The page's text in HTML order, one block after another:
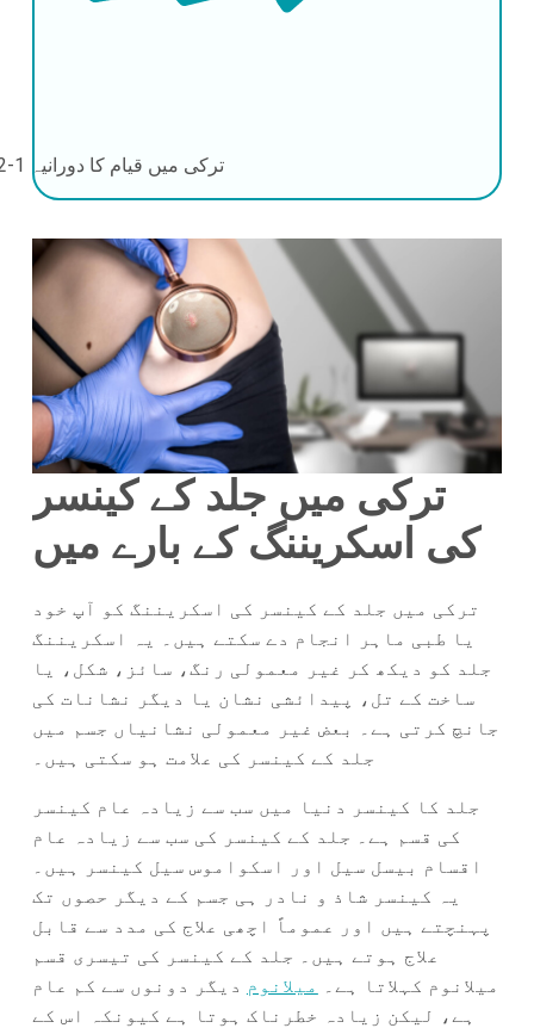
ترکی میں قیام کا دورانیہ 1-2 دن
ترکی میں جلد کے کینسر
کی اسکریننگ کے بارے میں
ترکی میں جلد کے کینسر کی اسکریننگ کو آپ خود
یا طبی ماہر انجام دے سکتے ہیں۔ یہ اسکریننگ
جلد کو دیکھ کر غیر معمولی رنگ، سائز، شکل، یا
ساخت کے تل، پیدائشی نشان یا دیگر نشانات کی
جانچ کرتی ہے۔ بعض غیر معمولی نشانیاں جسم میں
جلد کے کینسر کی علامت ہو سکتی ہیں۔
جلد کا کینسر دنیا میں سب سے زیادہ عام کینسر
کی قسم ہے۔ جلد کے کینسر کی سب سے زیادہ عام
اقسام بیسل سیل اور اسکواموس سیل کینسر ہیں۔
یہ کینسر شاذ و نادر ہی جسم کے دیگر حصوں تک
پہنچتے ہیں اور عموماً اچھی علاج کی مدد سے قابل
علاج ہوتے ہیں۔ جلد کے کینسر کی تیسری قسم
میلانوم کہلاتا ہے۔
میلانوم دیگر دونوں سے کم عام
ہے، لیکن زیادہ خطرناک ہوتا ہے کیونکہ اس کے